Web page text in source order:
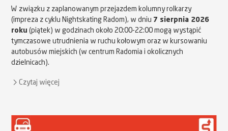
W związku z zaplanowanym przejazdem kolumny rolkarzy
(impreza z cyklu Nightskating Radom), w dniu 7 sierpnia 2026
roku (piątek) w godzinach około 20:00-22:00 mogą wystąpić
tymczasowe utrudnienia w ruchu kołowym oraz w kursowaniu
autobusów miejskich (w centrum Radomia i okolicznych
dzielnicach).
Czytaj więcej